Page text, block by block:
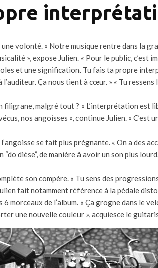
une volonté. « Notre musique rentre dans la
», expose Julien. « Pour le public, c’est
et une signification. Tu fais ta propre
Ça nous tient à cœur. » « Tu ressens
malgré tout ? « L’interprétation est
nos angoisses », continue Julien. «
se fait plus prégnante. « On a des
dièse”, de manière à avoir un son plus
son compère. « Tu sens des
fait notamment référence à la pédale
morceaux de l’album. « Ça grogne dans le
une nouvelle couleur », acquiesce le